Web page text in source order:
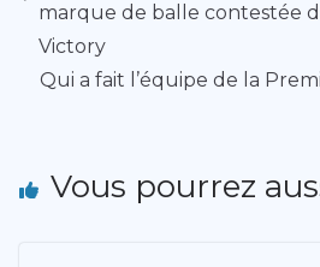
marque de balle contestée
Victory
Qui a fait l’équipe de la
Vous pourrez